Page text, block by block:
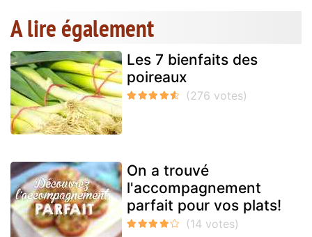
A lire également
Les 7 bienfaits des
poireaux
On a trouvé
l'accompagnement
parfait pour vos plats!